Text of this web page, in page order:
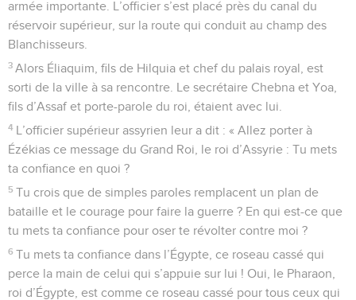
armée importante. L’officier s’est placé près du canal du
réservoir supérieur, sur la route qui conduit au champ des
Blanchisseurs.
3 Alors Éliaquim, fils de Hilquia et chef du palais royal, est
sorti de la ville à sa rencontre. Le secrétaire Chebna et Yoa,
fils d’Assaf et porte-parole du roi, étaient avec lui.
4 L’officier supérieur assyrien leur a dit : « Allez porter à
Ézékias ce message du Grand Roi, le roi d’Assyrie : Tu mets
ta confiance en quoi ?
5 Tu crois que de simples paroles remplacent un plan de
bataille et le courage pour faire la guerre ? En qui est-ce que
tu mets ta confiance pour oser te révolter contre moi ?
6 Tu mets ta confiance dans l’Égypte, ce roseau cassé qui
perce la main de celui qui s’appuie sur lui ! Oui, le Pharaon,
roi d’Égypte, est comme ce roseau cassé pour tous ceux qui